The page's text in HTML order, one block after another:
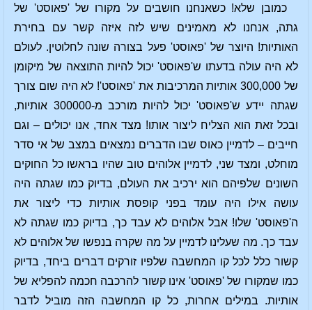
כמובן שלא! כשאנחנו חושבים על מקורו של 'פאוסט' של
גתה, אנחנו לא מאמינים שיש לזה איזה קשר עם בחירת
האותיות! היוצר של 'פאוסט' פעל בצורה שונה לחלוטין. לעולם
לא היה עולה בדעתו ש'פאוסט' יכול להיות התוצאה של מיקומן
של 300,000 אותיות המרכיבות את 'פאוסט'! לא היה שום צורך
שגתה יידע ש'פאוסט' יכול להיות מורכב מ-300000 אותיות,
ובכל זאת הוא הצליח ליצור אותו! מצד אחד, אנו יכולים – וגם
חייבים – לדמיין כאוס שבו הדברים נמצאים במצב של אי סדר
מוחלט, ומצד שני, לדמיין אלוהים טוב שהיו בראשו כל החוקים
השונים שלפיהם הוא ירכיב את העולם, בדיוק כמו שגתה היה
עושה אילו היה עומד בפני קופסת אותיות כדי ליצור את
ה'פאוסט' שלו! אבל אלוהים לא עבד כך, בדיוק כמו שגתה לא
עבד כך. מה שעלינו לדמיין על מה שקרה בנפשו של אלוהים לא
קשור כלל לכל קו המחשבה שלפיו זורקים דברים ביחד, בדיוק
כמו שמקורו של 'פאוסט' אינו קשור להרכבה חכמה להפליא של
אותיות. במילים אחרות, כל קו המחשבה הזה מוביל לדבר